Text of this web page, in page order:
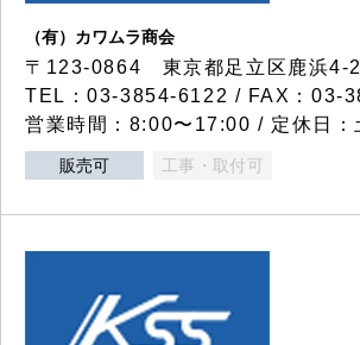
（有）カワムラ商会
〒123-0864 東京都足立区鹿浜4-
TEL：03-3854-6122 / FAX：03-
営業時間：8:00〜17:00 / 定休日：
販売可 工事・取付可